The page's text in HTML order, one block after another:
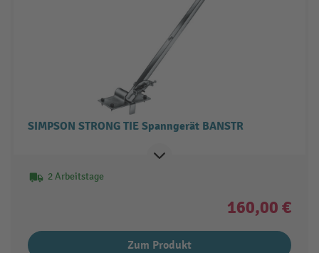
SIMPSON STRONG TIE Spanngerät BANSTR
2 Arbeitstage
160,00 €
Zum Produkt